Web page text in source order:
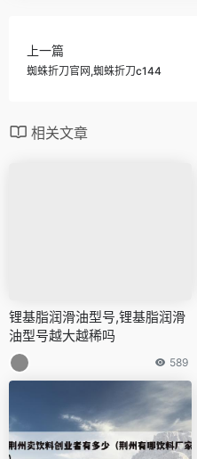
上一篇
蜘蛛折刀官网,蜘蛛折刀c144
相关文章
锂基脂润滑油型号,锂基脂润滑
油型号越大越稀吗
589